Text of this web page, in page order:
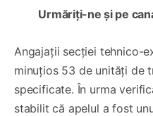
Urmăriți-ne și pe
Angajații secției tehnico-
minuțios 53 de unități de
specificate. În urma
stabilit că apelul a fost